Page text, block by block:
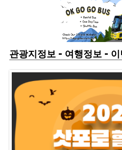
관광지정보- 여행정보-